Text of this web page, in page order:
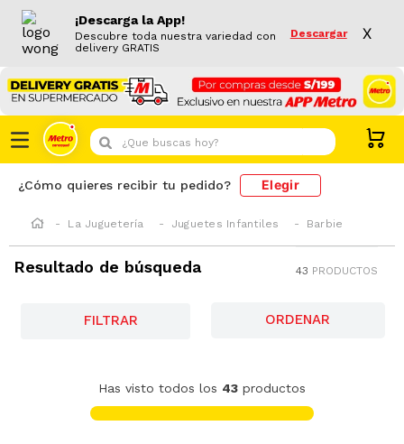
¡Descarga la App!
Descubre toda nuestra variedad con
delivery GRATIS
Descargar X
¿Que buscas hoy?
¿Cómo quieres recibir tu pedido? Elegir
La Juguetería Juguetes Infantiles Barbie
Resultado de búsqueda 43 PRODUCTOS
FILTRAR
-36 %
BRB SURTIDO DE PLAYA DWJ99